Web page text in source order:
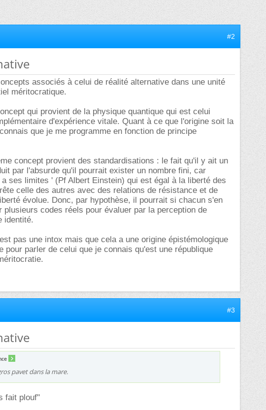
#2
associés à celui de réalité alternative dans une unité
méritocratique.
qui provient de la physique quantique qui est celui
d'expérience vitale. Quant à ce que l'origine soit la
que je me programme en fonction de principe
concept provient des standardisations : le fait qu'il y ait un
par l'absurde qu'il pourrait exister un nombre fini, car
ses limites ' (Pf Albert Einstein) qui est égal à la liberté des
celle des autres avec des relations de résistance et de
évolue. Donc, par hypothèse, il pourrait si chacun s'en
plusieurs codes réels pour évaluer par la perception de
identité.
pas une intox mais que cela a une origine épistémologique
pour parler de celui que je connais qu'est une république
#3
pavet dans la mare.
fait plouf"